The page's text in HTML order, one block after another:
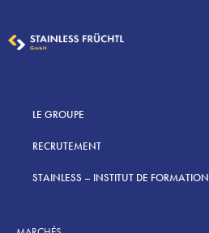
LE GROUPE
RECRUTEMENT
STAINLESS – INSTITUT DE FORMATION